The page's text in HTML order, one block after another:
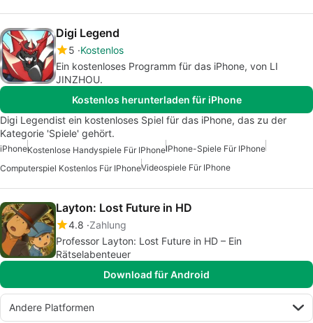
Digi Legend
5 Kostenlos
Ein kostenloses Programm für das iPhone, von LI
JINZHOU.
Kostenlos herunterladen für iPhone
Digi Legendist ein kostenloses Spiel für das iPhone, das zu der
Kategorie 'Spiele' gehört.
iPhoneKostenlose Handyspiele Für IPhoneIPhone-Spiele Für IPhone
Computerspiel Kostenlos Für IPhoneVideospiele Für IPhone
Layton: Lost Future in HD
4.8 Zahlung
Professor Layton: Lost Future in HD – Ein
Rätselabenteuer
Download für Android
Andere Platformen